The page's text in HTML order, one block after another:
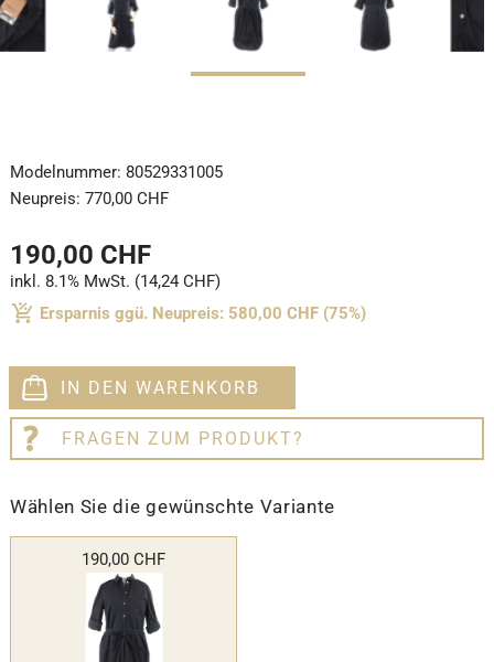
Modelnummer: 80529331005
Neupreis: 770,00 CHF
190,00 CHF
inkl. 8.1% MwSt. (14,24 CHF)
Ersparnis ggü. Neupreis: 580,00 CHF (75%)
IN DEN WARENKORB
FRAGEN ZUM PRODUKT?
Wählen Sie die gewünschte Variante
190,00 CHF